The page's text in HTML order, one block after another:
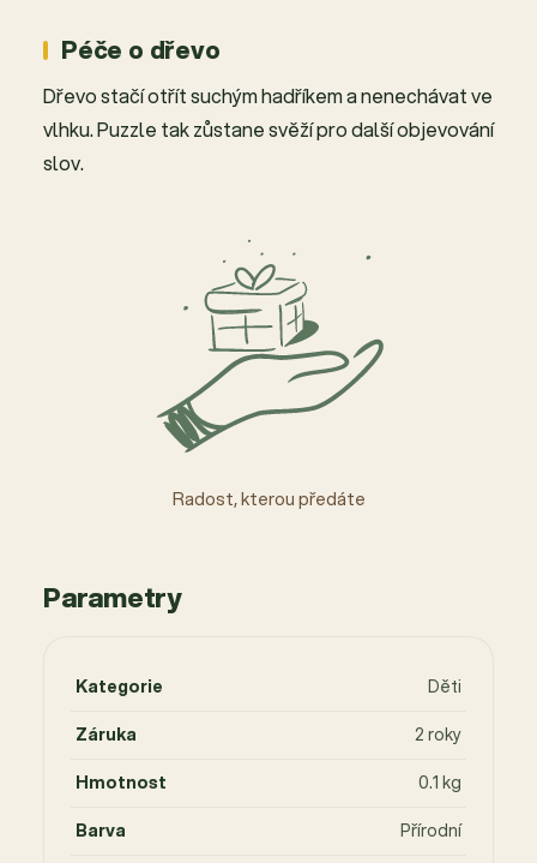
Péče o dřevo
Dřevo stačí otřít suchým hadříkem a nenechávat ve
vlhku. Puzzle tak zůstane svěží pro další objevování
slov.
Radost, kterou předáte
Parametry
Kategorie
Děti
Záruka
2 roky
Hmotnost
0.1 kg
Barva
Přírodní